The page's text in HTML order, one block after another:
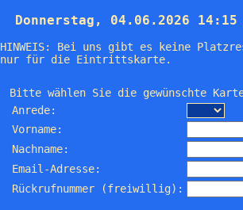
Donnerstag, 04.06.2026
HINWEIS: Bei uns gibt es keine
nur für die Eintrittskarte.
Bitte wählen Sie die gewünschte
Anrede:
Vorname:
Nachname:
Email-Adresse:
Rückrufnummer (freiwillig):